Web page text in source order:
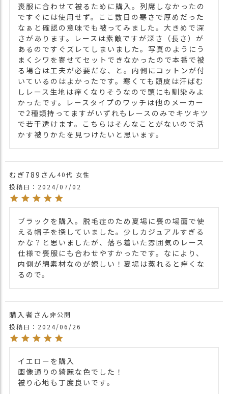
喪服に合わせて被るために購入。列席しなかったの
ですぐには使用せず。ここ数日の寒さで厚めだった
なぁと確認の意味でも被ってみました。大きめで深
さがあります。レースは素敵ですが深さ（長さ）が
あるのですぐズレてしまいました。写真のようにう
まくシワを寄せてセットできなかったので本番で被
る場合は工夫が必要だな、と。内側にコットンが付
いているのはよかったです。寒くても頭皮は汗ばむ
しレース生地は痒くなりそうなので頭にも馴染みよ
かったです。レースタイプのワッチは他のメーカー
で2種類持ってますがいずれもレースのみでキツキツ
で若干透けます。こちらはそんなことがないので活
かす被りかたを見つけたいと思います。
むぎ789 40代 女性
投稿日
2024/07/02
ブラックを購入。脱毛症のため夏場に喪の場面で使
える帽子を探していました。少しカジュアルすぎる
かな？と思いましたが、落ち着いた雰囲気のレース
仕様で喪服にも合わせやすかったです。なにより、
内側が綿素材なのが嬉しい！夏場は蒸れると痒くな
るので。
購入者
非公開
投稿日
2024/06/26
イエローを購入
画像通りの綺麗な色でした！
被り心地も丁度良いです。